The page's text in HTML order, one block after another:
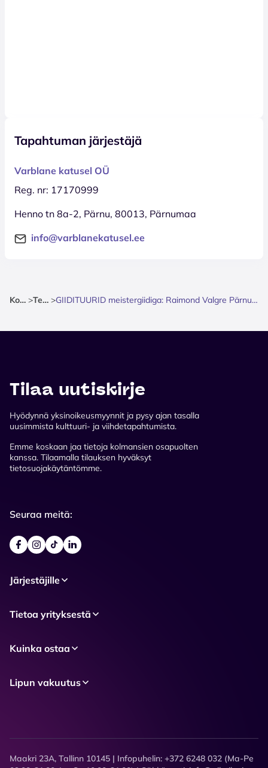
Tapahtuman järjestäjä
Varblane katusel OÜ
Reg. nr: 17170999
Henno tn 8a-2, Pärnu, 80013, Pärnumaa
info@varblanekatusel.ee
Kotisivu > Teatteri > GIIDITUURID meistergiidiga: Raimond Valgre Pärnu - muusika ja armastuse radadel
Tilaa uutiskirje
Hyödynnä yksinoikeusmyynnit ja pysy ajan tasalla
uusimmista kulttuuri- ja viihdetapahtumista.
Emme koskaan jaa tietoja kolmansien osapuolten
kanssa. Tilaamalla tilauksen hyväksyt
tietosuojakäytäntömme.
Seuraa meitä:
Järjestäjille
Tietoa yrityksestä
Kuinka ostaa
Lipun vakuutus
Maakri 23A, Tallinn 10145 | Infopuhelin: +372 6248 032 (Ma-Pe